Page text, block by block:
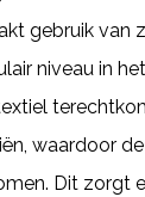
gebruik van
niveau in
waardoor
Dit zorgt